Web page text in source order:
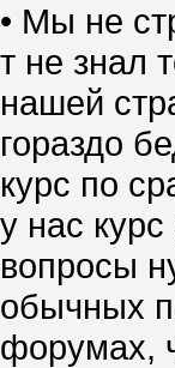
• Мы не
т не знал
нашей
гораздо
курс по
у нас
вопросы
обычных
форумах,